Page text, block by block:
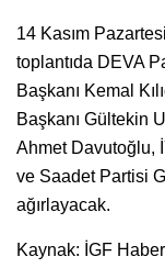
14 Kasım
toplantıda DEVA
Başkanı Kemal
Başkanı Gültekin
Ahmet Davutoğlu,
ve Saadet Partisi
ağırlayacak.
Kaynak: İGF Haber